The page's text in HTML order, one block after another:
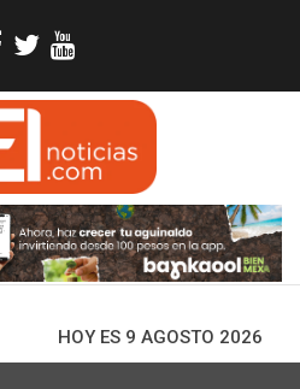
HOY ES 9 AGOSTO 2026